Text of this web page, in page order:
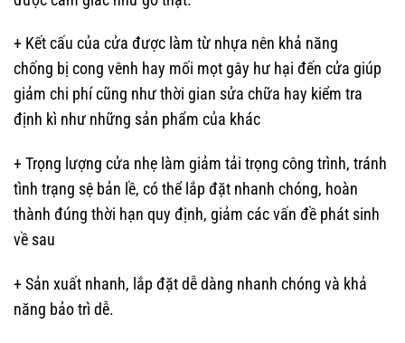
+ Kết cấu của cửa được làm từ nhựa nên khả năng
chống bị cong vênh hay mối mọt gây hư hại đến cửa giúp
giảm chi phí cũng như thời gian sửa chữa hay kiểm tra
định kì như những sản phẩm của khác
+ Trọng lượng cửa nhẹ làm giảm tải trọng công trình, tránh
tình trạng sệ bản lề, có thể lắp đặt nhanh chóng, hoàn
thành đúng thời hạn quy định, giảm các vấn đề phát sinh
về sau
+ Sản xuất nhanh, lắp đặt dễ dàng nhanh chóng và khả
năng bảo trì dễ.